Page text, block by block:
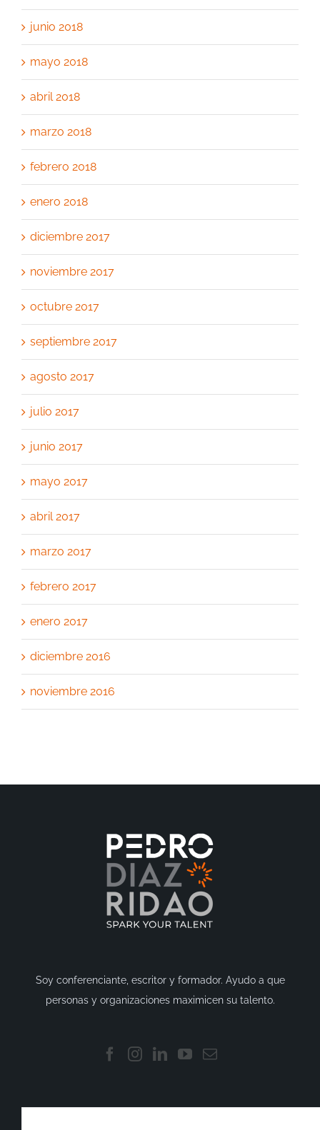
junio 2018
mayo 2018
abril 2018
marzo 2018
febrero 2018
enero 2018
diciembre 2017
noviembre 2017
octubre 2017
septiembre 2017
agosto 2017
julio 2017
junio 2017
mayo 2017
abril 2017
marzo 2017
febrero 2017
enero 2017
diciembre 2016
noviembre 2016
Soy conferenciante, escritor y formador. Ayudo a que
personas y organizaciones maximicen su talento.